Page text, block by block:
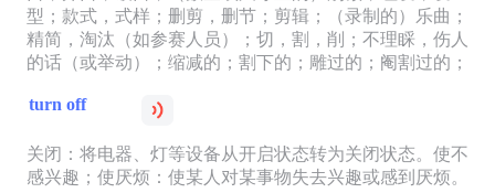
型；款式，式样；删剪，删节；剪辑；（录制的）乐曲；
精简，淘汰（如参赛人员）；切，割，削；不理睬，伤人
的话（或举动）；缩减的；割下的；雕过的；阉割过的；
turn off
关闭：将电器、灯等设备从开启状态转为关闭状态。使不
感兴趣；使厌烦：使某人对某事物失去兴趣或感到厌烦。